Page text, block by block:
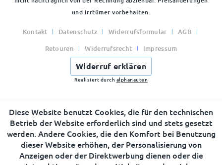
und Irrtümer vorbehalten.
Kontakt Datenschutz Widerrufsformular
AGB
Retouren
Widerrufsrecht Impressum
Widerruf erklären
Realisiert durch alphanauten
Diese Website benutzt Cookies, die für den technischen
Betrieb der Website erforderlich sind und stets gesetzt
werden. Andere Cookies, die den Komfort bei Benutzung
dieser Website erhöhen, der Personalisierung von
Anzeigen oder der Direktwerbung dienen oder die